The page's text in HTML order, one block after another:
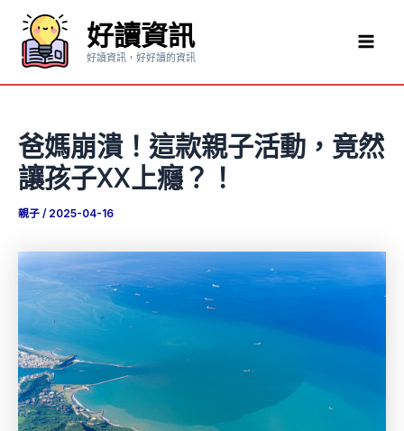
要
好讀資訊
好讀資訊，好好讀的資訊
爸媽崩潰！這款親子活動，竟然
讓孩子XX上癮？！
親子 / 2025-04-16